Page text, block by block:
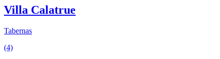
Villa Calatrue
Tabernas
(4)